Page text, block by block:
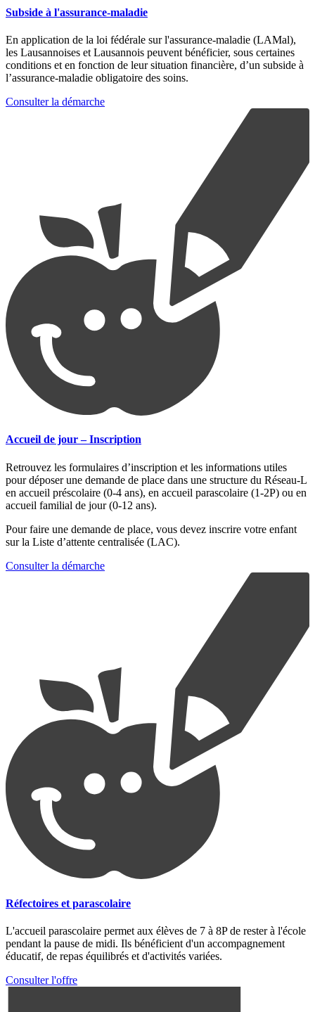
Subside à l'assurance-maladie
En application de la loi fédérale sur l'assurance-maladie (LAMal),
les Lausannoises et Lausannois peuvent bénéficier, sous certaines
conditions et en fonction de leur situation financière, d’un subside à
l’assurance-maladie obligatoire des soins.
Consulter la démarche
Accueil de jour – Inscription
Retrouvez les formulaires d’inscription et les informations utiles
pour déposer une demande de place dans une structure du Réseau-L
en accueil préscolaire (0-4 ans), en accueil parascolaire (1-2P) ou en
accueil familial de jour (0-12 ans).
Pour faire une demande de place, vous devez inscrire votre enfant
sur la Liste d’attente centralisée (LAC).
Consulter la démarche
Réfectoires et parascolaire
L'accueil parascolaire permet aux élèves de 7 à 8P de rester à l'école
pendant la pause de midi. Ils bénéficient d'un accompagnement
éducatif, de repas équilibrés et d'activités variées.
Consulter l'offre